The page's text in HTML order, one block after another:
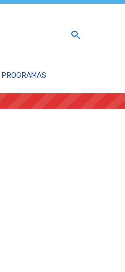
PROGRAMAS